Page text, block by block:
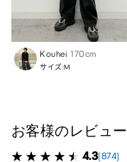
Kouhei 170cm
サイズ:M
お客様のレビュー
4.3(874)